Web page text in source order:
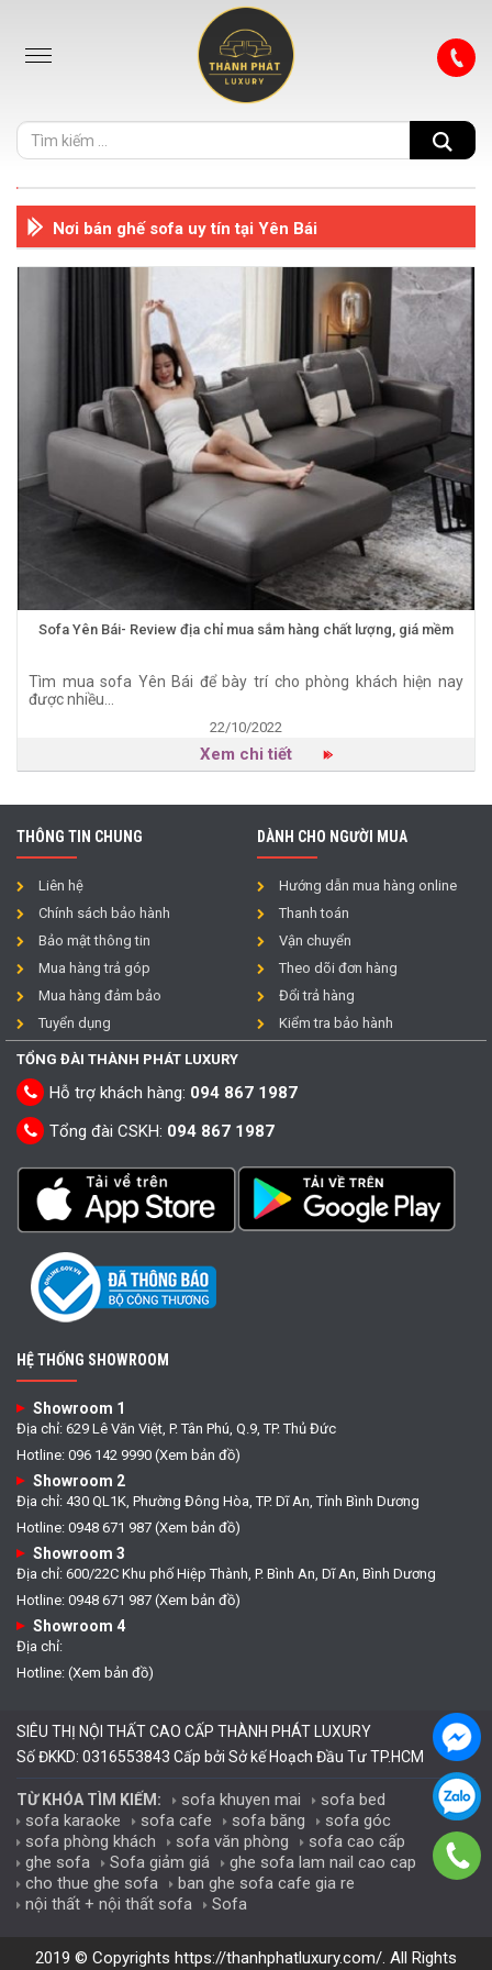
Nơi bán ghế sofa uy tín tại Yên Bái
Sofa Yên Bái- Review địa chỉ mua sắm hàng chất lượng, giá mềm
Tìm mua sofa Yên Bái để bày trí cho phòng khách hiện nay
được nhiều...
22/10/2022
Xem chi tiết
THÔNG TIN CHUNG
Liên hệ
Chính sách bảo hành
Bảo mật thông tin
Mua hàng trả góp
Mua hàng đảm bảo
Tuyển dụng
DÀNH CHO NGƯỜI MUA
Hướng dẫn mua hàng online
Thanh toán
Vận chuyển
Theo dõi đơn hàng
Đổi trả hàng
Kiểm tra bảo hành
TỔNG ĐÀI THÀNH PHÁT LUXURY
Hỗ trợ khách hàng: 094 867 1987
Tổng đài CSKH: 094 867 1987
HỆ THỐNG SHOWROOM
Showroom 1
Địa chỉ: 629 Lê Văn Việt, P. Tân Phú, Q.9, TP. Thủ Đức
Hotline: 096 142 9990 (Xem bản đồ)
Showroom 2
Địa chỉ: 430 QL1K, Phường Đông Hòa, TP. Dĩ An, Tỉnh Bình Dương
Hotline: 0948 671 987 (Xem bản đồ)
Showroom 3
Địa chỉ: 600/22C Khu phố Hiệp Thành, P. Bình An, Dĩ An, Bình Dương
Hotline: 0948 671 987 (Xem bản đồ)
Showroom 4
Địa chỉ:
Hotline: (Xem bản đồ)
SIÊU THỊ NỘI THẤT CAO CẤP THÀNH PHÁT LUXURY
Số ĐKKD: 0316553843 Cấp bởi Sở kế Hoạch Đầu Tư TP.HCM
TỪ KHÓA TÌM KIẾM: sofa khuyen mai
sofa bed
sofa karaoke
sofa cafe sofa băng
sofa góc
sofa phòng khách
sofa văn phòng
sofa cao cấp
ghe sofa
Sofa giảm giá
ghe sofa lam nail cao cap
cho thue ghe sofa
ban ghe sofa cafe gia re
nội thất + nội thất sofa
Sofa
2019 © Copyrights https://thanhphatluxury.com/. All Rights